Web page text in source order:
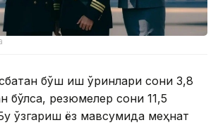
бўш иш ўринлари сони 3,8
бўлса, резюмелер сони 11,5
ўзгариш ёз мавсумида меҳнат